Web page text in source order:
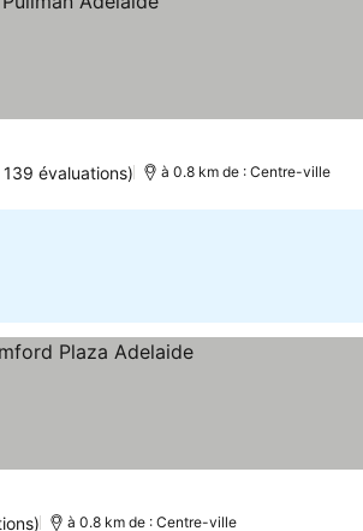
139 évaluations) à 0.8 km de : Centre-ville
à 0.8 km de : Centre-ville